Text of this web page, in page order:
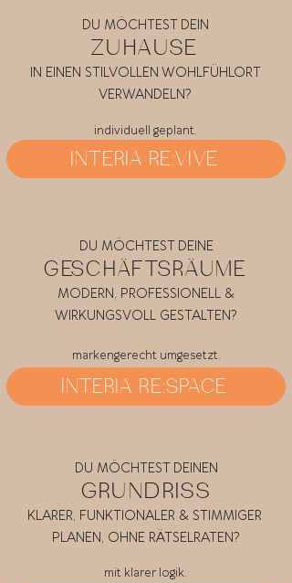
DU MÖCHTEST DEIN
ZUHAUSE
IN EINEN STILVOLLEN WOHLFÜHLORT
VERWANDELN?
individuell geplant.
INTERIA RE:VIVE
DU MÖCHTEST DEINE
GESCHÄFTSRÄUME
MODERN, PROFESSIONELL &
WIRKUNGSVOLL GESTALTEN?
markengerecht umgesetzt.
INTERIA RE:SPACE
DU MÖCHTEST DEINEN
GRUNDRISS
KLARER, FUNKTIONALER & STIMMIGER
PLANEN, OHNE RÄTSELRATEN?
mit klarer logik.